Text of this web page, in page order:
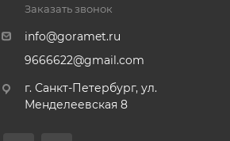
Заказать звонок
info@goramet.ru
9666622@gmail.com
г. Санкт-Петербург, ул.
Менделеевская 8